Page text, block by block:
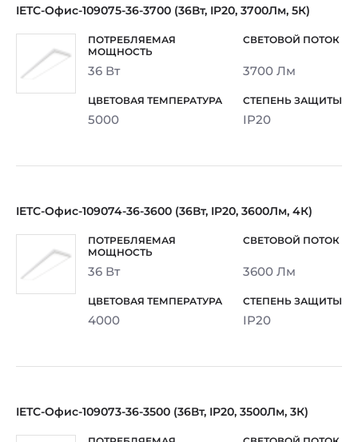
IETC-Офис-109075-36-3700 (36Вт, IP20, 3700Лм, 5К)
36 Вт 3700 Лм
5000 IP20
IETC-Офис-109074-36-3600 (36Вт, IP20, 3600Лм, 4К)
36 Вт 3600 Лм
4000 IP20
IETC-Офис-109073-36-3500 (36Вт, IP20, 3500Лм, 3К)